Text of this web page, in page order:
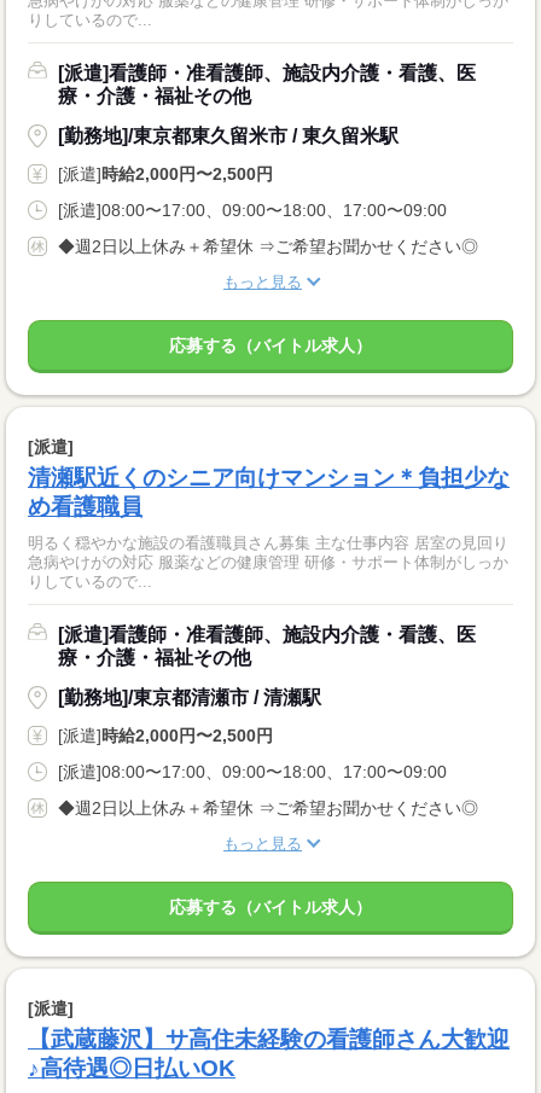
りしているので...
[派遣]看護師・准看護師、施設内介護・看護、医
療・介護・福祉その他
[勤務地]/東京都東久留米市 / 東久留米駅
[派遣]時給2,000円〜2,500円
[派遣]08:00〜17:00、09:00〜18:00、17:00〜09:00
◆週2日以上休み＋希望休 ⇒ご希望お聞かせください◎
もっと見る
応募する（バイトル求人）
[派遣]
清瀬駅近くのシニア向けマンション＊負担少な
め看護職員
明るく穏やかな施設の看護職員さん募集 主な仕事内容 居室の見回り
急病やけがの対応 服薬などの健康管理 研修・サポート体制がしっか
りしているので...
[派遣]看護師・准看護師、施設内介護・看護、医
療・介護・福祉その他
[勤務地]/東京都清瀬市 / 清瀬駅
[派遣]時給2,000円〜2,500円
[派遣]08:00〜17:00、09:00〜18:00、17:00〜09:00
◆週2日以上休み＋希望休 ⇒ご希望お聞かせください◎
もっと見る
応募する（バイトル求人）
[派遣]
【武蔵藤沢】サ高住未経験の看護師さん大歓迎
♪高待遇◎日払いOK